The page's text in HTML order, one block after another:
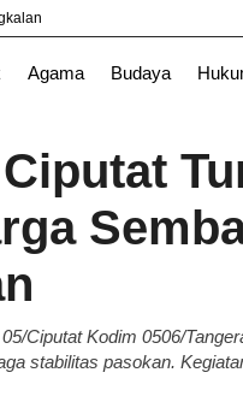
Agama Budaya
Nasional News
Ciputat Kodim 0506/
stabilitas pasokan.